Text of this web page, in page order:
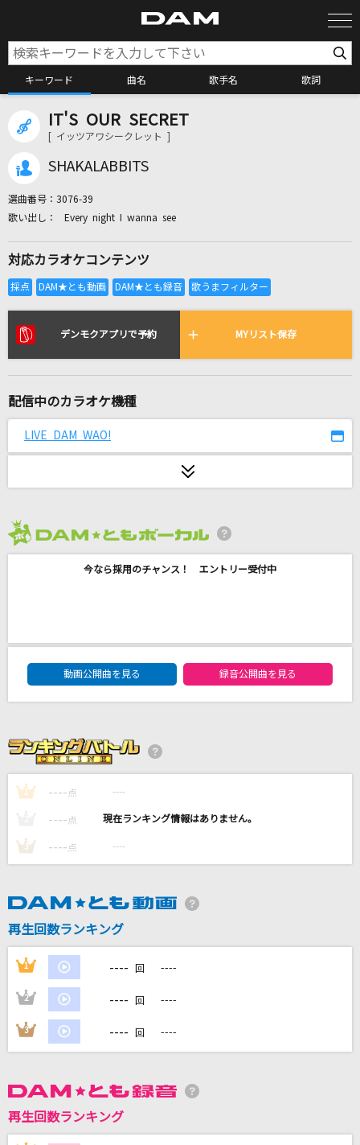
キーワード 曲名 歌手名 歌詞
カラオケ検索
全国りれき
リアルタイムで歌われている曲の一覧
アイノカタチ feat.HIDE(GReeeeN)
7月のサイダー
[生音]カシスオレンジ
野口五郎
未完成婚姻論
からくりピエロ
illion
カラオケ最新情報をチェック！
IT'S OUR SECRET
[ イッツアワシークレット ]
SHAKALABBITS
選曲番号： 3076-39
Every night I wanna see
対応カラオケコンテンツ
デンモクアプリで予約 MYリスト保存
配信中のカラオケ機種
LIVE DAM WAO!
今なら採用のチャンス！ エントリー受付中
DAM★ともボーカルエントリーランキング
動画公開曲を見る
録音公開曲を見る
1 ---- 点 ----
---- 点 ----
3 ---- 点 ----
再生回数ランキング
1 ---- 回 ----
2 ---- 回 ----
3 ---- 回 ----
再生回数ランキング